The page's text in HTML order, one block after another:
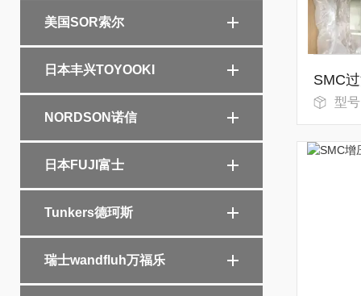
美国SOR索尔
日本丰兴TOYOOKI
NORDSON诺信
日本FUJI富士
Tunkers德珂斯
瑞士wandfluh万福乐
型